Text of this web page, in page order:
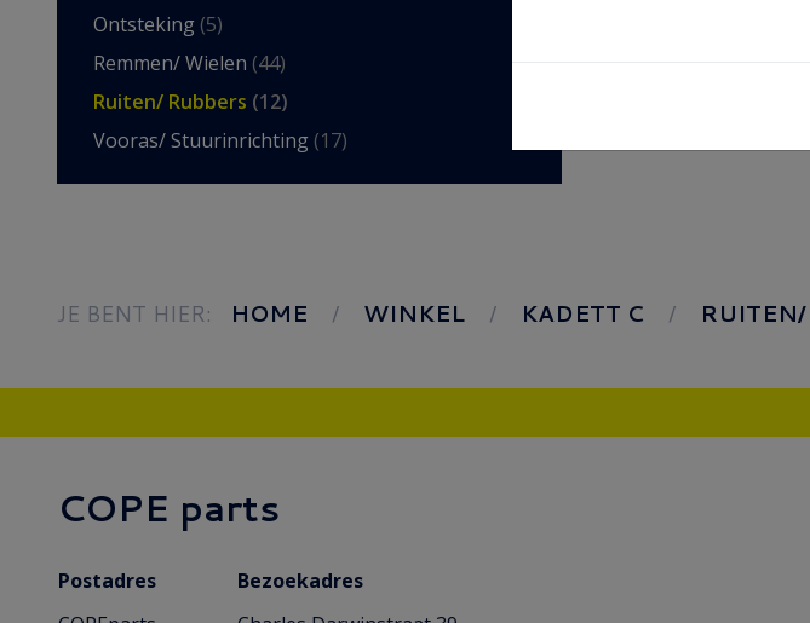
Ontsteking (5)
Remmen/ Wielen (44)
Ruiten/ Rubbers (12)
Vooras/ Stuurinrichting (17)
JE BENT HIER: HOME WINKEL KADETT C
COPE parts
Postadres
Bezoekadres